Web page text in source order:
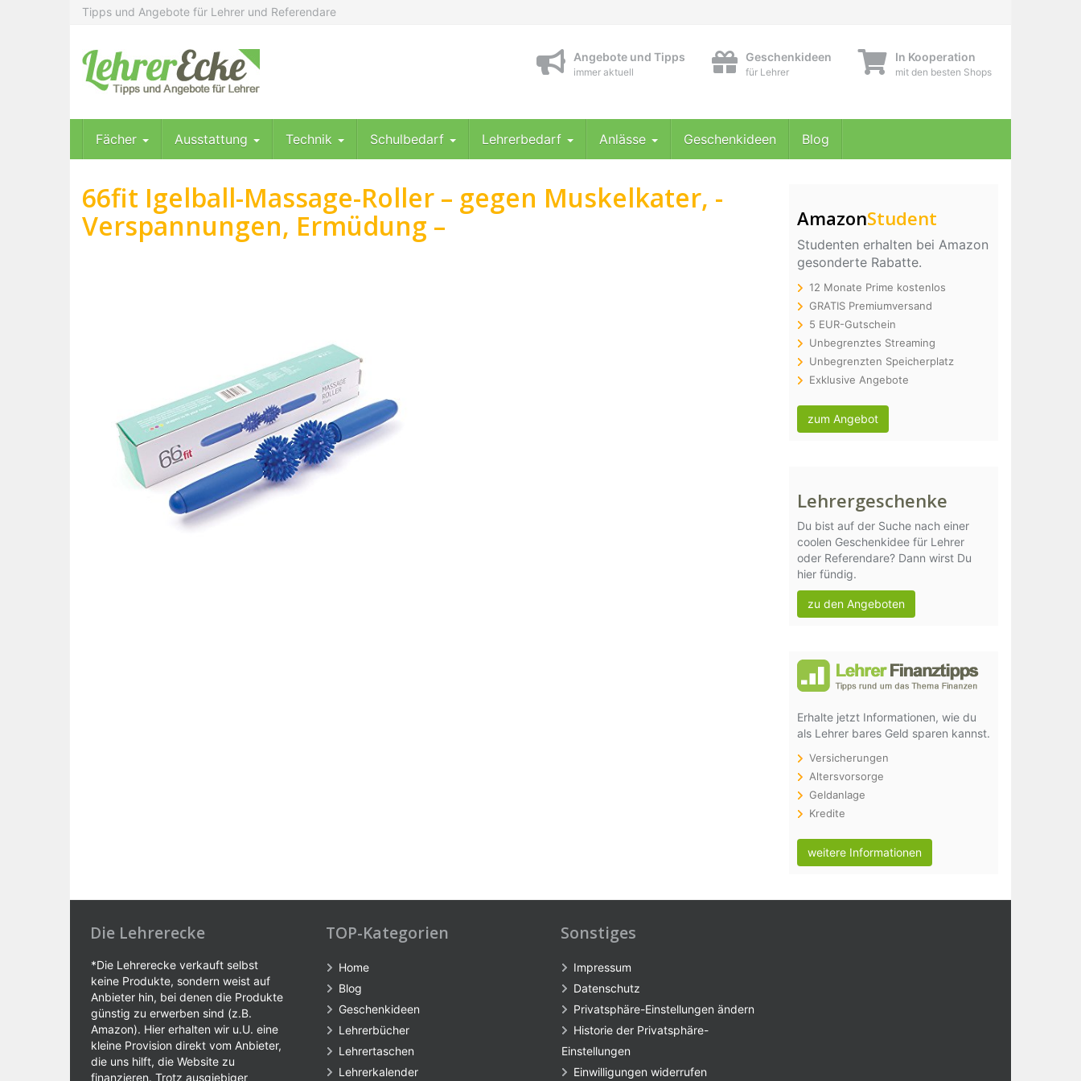
Tipps und Angebote für Lehrer und Referendare
Angebote und Tipps
immer aktuell
Geschenkideen
für Lehrer
In Kooperation
mit den besten Shops
Fächer Ausstattung Technik Schulbedarf Lehrerbedarf Anlässe Geschenkideen Blog
66fit Igelball-Massage-Roller – gegen Muskelkater, -
Verspannungen, Ermüdung –
AmazonStudent
Studenten erhalten bei Amazon
gesonderte Rabatte.
12 Monate Prime kostenlos
GRATIS Premiumversand
5 EUR-Gutschein
Unbegrenztes Streaming
Unbegrenzten Speicherplatz
Exklusive Angebote
zum Angebot
Lehrergeschenke
Du bist auf der Suche nach einer
coolen Geschenkidee für Lehrer
oder Referendare? Dann wirst Du
hier fündig.
zu den Angeboten
Erhalte jetzt Informationen, wie du
als Lehrer bares Geld sparen kannst.
Versicherungen
Altersvorsorge
Geldanlage
Kredite
weitere Informationen
Die Lehrerecke
*Die Lehrerecke verkauft selbst
keine Produkte, sondern weist auf
Anbieter hin, bei denen die Produkte
günstig zu erwerben sind (z.B.
Amazon). Hier erhalten wir u.U. eine
kleine Provision direkt vom Anbieter,
die uns hilft, die Website zu
finanzieren. Trotz ausgiebiger
TOP-Kategorien
Home
Blog
Geschenkideen
Lehrerbücher
Lehrertaschen
Lehrerkalender
Sonstiges
Impressum
Datenschutz
Privatsphäre-Einstellungen ändern
Historie der Privatsphäre-
Einstellungen
Einwilligungen widerrufen